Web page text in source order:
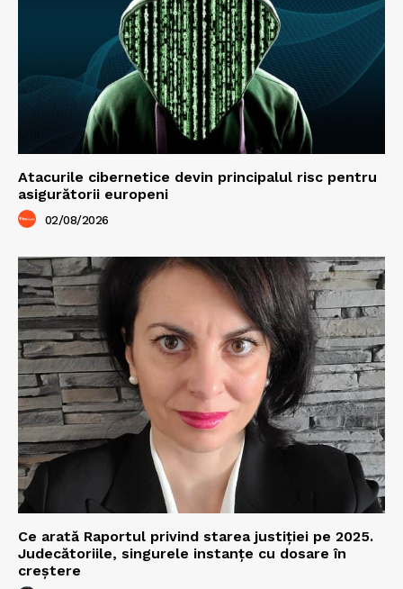
Atacurile cibernetice devin principalul risc pentru
asigurătorii europeni
02/08/2026
Ce arată Raportul privind starea justiției pe 2025.
Judecătoriile, singurele instanțe cu dosare în
creștere